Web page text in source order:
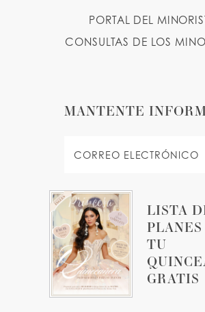
LISTA
TU
GRATIS
PORTAL DEL
CONSULTAS DE LOS
MANTENTE